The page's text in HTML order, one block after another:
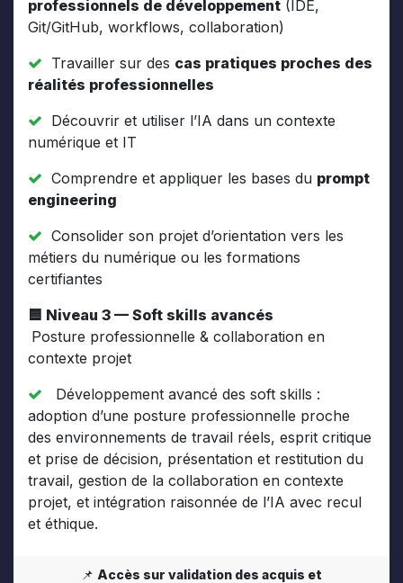
professionnels de développement (IDE,
Git/GitHub, workflows, collaboration)
Travailler sur des cas pratiques proches des
réalités professionnelles
Découvrir et utiliser l’IA dans un contexte
numérique et IT
Comprendre et appliquer les bases du prompt
engineering
Consolider son projet d’orientation vers les
métiers du numérique ou les formations
certifiantes
🟦 Niveau 3 — Soft skills avancés
Posture professionnelle & collaboration en
contexte projet
Développement avancé des soft skills :
adoption d’une posture professionnelle proche
des environnements de travail réels, esprit critique
et prise de décision, présentation et restitution du
travail, gestion de la collaboration en contexte
projet, et intégration raisonnée de l’IA avec recul
et éthique.
📌 Accès sur validation des acquis et